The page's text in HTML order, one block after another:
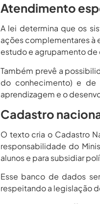
Atendimento
A lei determina que os
ações complementares à
estudo e agrupamento de
Também prevê a
do conhecimento) e de
aprendizagem e o
Cadastro
O texto cria o Cadastro
responsabilidade do
alunos e para subsidiar
Esse banco de dados
respeitando a legislação